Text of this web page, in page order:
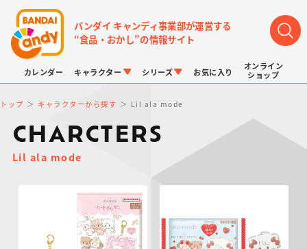
バンダイ キャンディ事業部が運営する
“食品・おかし”の情報サイト
カレンダー キャラクター
プリキュアシリーズ ドラゴンボール
シリーズ
チョコサプ ポケモンキッズ
お気に入り
オンライン
ショップ
トップ キャラクターから探す Lil ala mode
CHARCTERS
Lil ala mode